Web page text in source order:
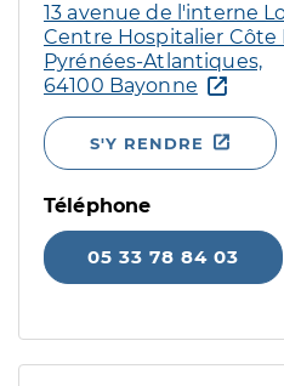
13 avenue de l'interne
Centre Hospitalier Côte
Pyrénées-Atlantiques,
64100 Bayonne
S'Y RENDRE
Téléphone
05 33 78 84 03